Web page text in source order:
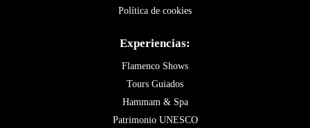
Política de cookies
Experiencias:
Flamenco Shows
Tours Guiados
Hammam & Spa
Patrimonio UNESCO